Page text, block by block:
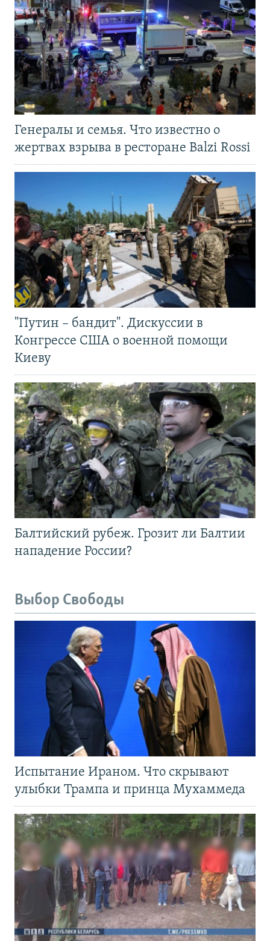
Генералы и семья. Что известно о
жертвах взрыва в ресторане Balzi Rossi
"Путин – бандит". Дискуссии в
Конгрессе США о военной помощи
Киеву
Балтийский рубеж. Грозит ли Балтии
нападение России?
Выбор Свободы
Испытание Ираном. Что скрывают
улыбки Трампа и принца Мухаммеда